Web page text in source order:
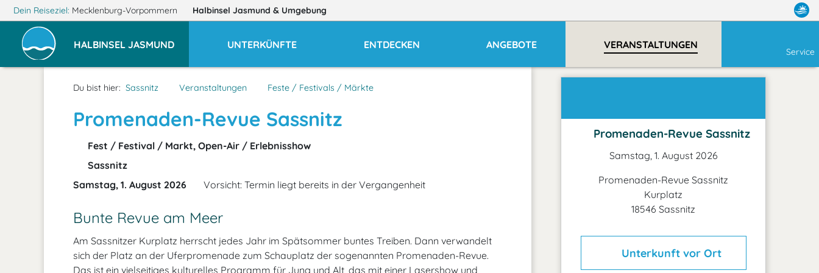
Dein Reiseziel: Mecklenburg-Vorpommern Halbinsel Jasmund & Umgebung
HALBINSEL JASMUND UNTERKÜNFTE ENTDECKEN ANGEBOTE VERANSTALTUNGEN
Service
Du bist hier: Sassnitz Veranstaltungen Feste / Festivals / Märkte
Promenaden-Revue Sassnitz
Fest / Festival / Markt, Open-Air / Erlebnisshow
Sassnitz
Samstag, 1. August 2026
Vorsicht: Termin liegt bereits in der Vergangenheit
Bunte Revue am Meer
Am Sassnitzer Kurplatz herrscht jedes Jahr im Spätsommer buntes Treiben. Dann verwandelt
sich der Platz an der Uferpromenade zum Schauplatz der sogenannten Promenaden-Revue.
Das ist ein vielseitiges kulturelles Programm für Jung und Alt, das mit einer Lasershow und
Promenaden-Revue Sassnitz
Samstag, 1. August 2026
Promenaden-Revue Sassnitz
Kurplatz
18546 Sassnitz
Unterkunft vor Ort